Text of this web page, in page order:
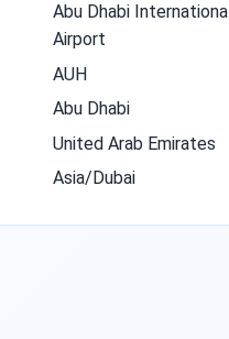
Abu Dhabi International
Airport
AUH
Abu Dhabi
United Arab Emirates
Asia/Dubai